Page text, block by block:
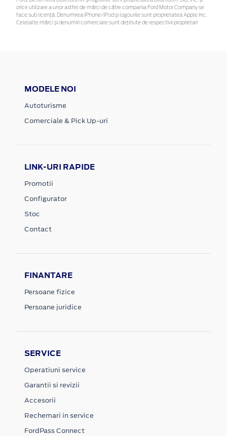
orice utilizare a unor astfel de mărci de către compania Ford Motor Company se
face sub licență. Denumirea iPhone/iPod și logourile sunt proprietatea Apple Inc.
Celelalte mărci și denumiri comerciale sunt deținute de respectivii proprietari
MODELE NOI
Autoturisme
Comerciale & Pick Up-uri
LINK-URI RAPIDE
Promotii
Configurator
Stoc
Contact
FINANTARE
Persoane fizice
Persoane juridice
SERVICE
Operatiuni service
Garantii si revizii
Accesorii
Rechemari in service
FordPass Connect